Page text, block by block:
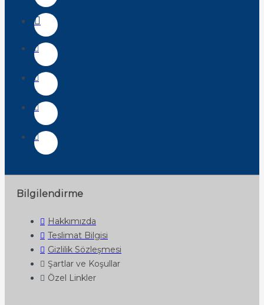
Bilgilendirme
Hakkımızda
Teslimat Bilgisi
Gizlilik Sözleşmesi
Şartlar ve Koşullar
Özel Linkler